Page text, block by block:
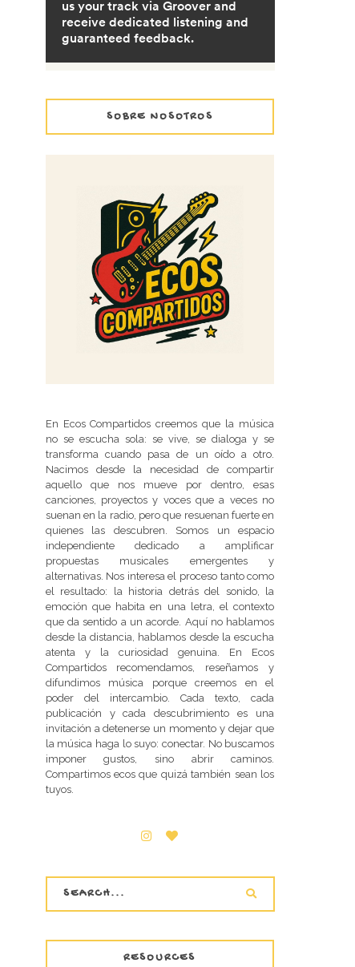
SOBRE NOSOTROS
En Ecos Compartidos creemos que la música
no se escucha sola: se vive, se dialoga y se
transforma cuando pasa de un oído a otro.
Nacimos desde la necesidad de compartir
aquello que nos mueve por dentro, esas
canciones, proyectos y voces que a veces no
suenan en la radio, pero que resuenan fuerte en
quienes las descubren. Somos un espacio
independiente dedicado a amplificar
propuestas musicales emergentes y
alternativas. Nos interesa el proceso tanto como
el resultado: la historia detrás del sonido, la
emoción que habita en una letra, el contexto
que da sentido a un acorde. Aquí no hablamos
desde la distancia, hablamos desde la escucha
atenta y la curiosidad genuina. En Ecos
Compartidos recomendamos, reseñamos y
difundimos música porque creemos en el
poder del intercambio. Cada texto, cada
publicación y cada descubrimiento es una
invitación a detenerse un momento y dejar que
la música haga lo suyo: conectar. No buscamos
imponer gustos, sino abrir caminos.
Compartimos ecos que quizá también sean los
tuyos.
RESOURCES